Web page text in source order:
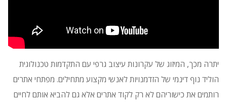
יתרה מכך, המיזוג של עקרונות עיצוב גרפי עם התקדמות טכנולוגית
הוליד נוף דינמי של הזדמנויות לאנשי מקצוע מתחילים. מפתחי אתרים
רותמים את כישוריהם לא רק לקוד אתרים אלא גם להביא אותם לחיים